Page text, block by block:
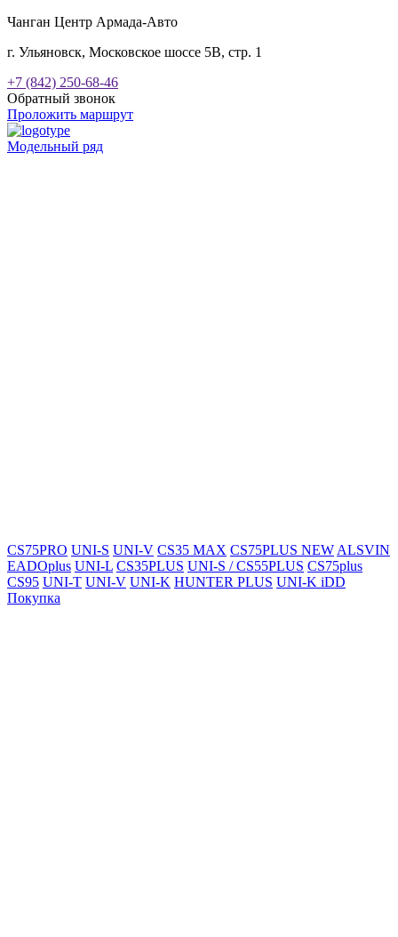
Чанган Центр Армада-Авто
г. Ульяновск, Московское шоссе 5В, стр. 1
+7 (842) 250-68-46
Обратный звонок
Проложить маршрут
Модельный ряд
CS75PRO UNI-S UNI-V CS35 MAX CS75PLUS NEW ALSVIN
EADOplus UNI-L CS35PLUS UNI-S / CS55PLUS CS75plus
CS95 UNI-T UNI-V UNI-K HUNTER PLUS UNI-K iDD
Покупка